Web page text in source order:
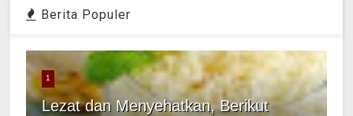
Berita Populer
1
Lezat dan Menyehatkan, Berikut